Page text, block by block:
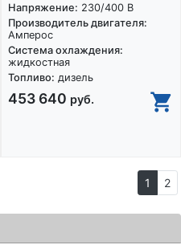
Напряжение: 230/400 В
Производитель двигателя:
Амперос
Система охлаждения:
жидкостная
Топливо: дизель
453 640 руб.
1 2